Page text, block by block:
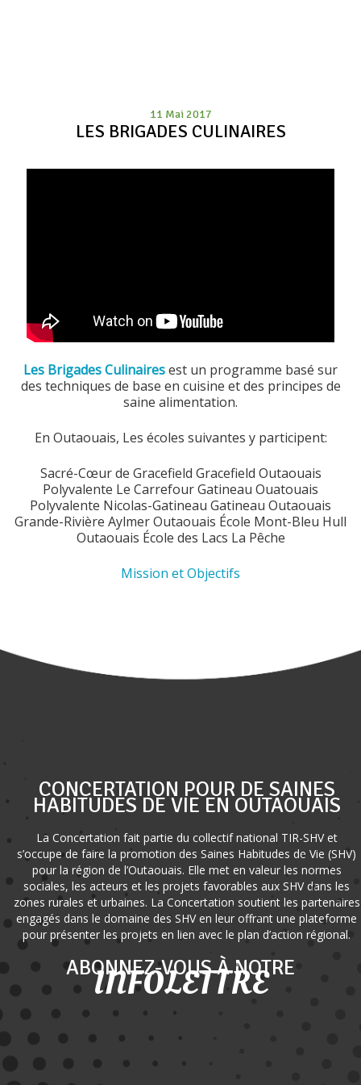
11 Mai 2017
LES BRIGADES CULINAIRES
Les Brigades Culinairesest un programme basé sur
des techniques de base en cuisine et des principes de
saine alimentation.
En Outaouais, Les écoles suivantes y participent:
Sacré-Cœur de Gracefield Gracefield Outaouais
Polyvalente Le Carrefour Gatineau Ouatouais
Polyvalente Nicolas-Gatineau Gatineau Outaouais
Grande-Rivière Aylmer Outaouais École Mont-Bleu Hull
Outaouais École des Lacs La Pêche
Mission et Objectifs
CONCERTATION POUR DE SAINES
HABITUDES DE VIE EN OUTAOUAIS
La Concertation fait partie du collectif national TIR-SHV et
s’occupe de faire la promotion des Saines Habitudes de Vie (SHV)
pour la région de l’Outaouais. Elle met en valeur les normes
sociales, les acteurs et les projets favorables aux SHV dans les
zones rurales et urbaines. La Concertation soutient les partenaires
engagés dans le domaine des SHV en leur offrant une plateforme
pour présenter les projets en lien avec le plan d’action régional.
ABONNEZ-VOUS À NOTRE
INFOLETTRE